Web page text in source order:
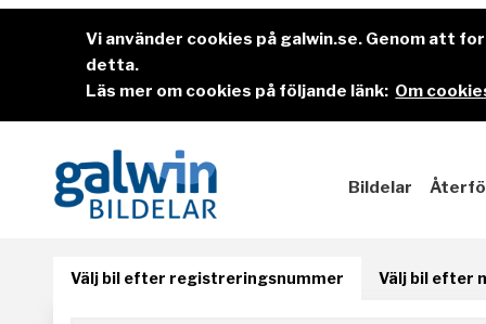
Vi använder cookies på galwin.se. Genom att
detta.
Läs mer om cookies på följande länk: Om
Bildelar
Välj bil efter registreringsnummer Välj bil efter